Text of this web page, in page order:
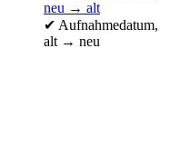
neu → alt
✔ Aufnahmedatum,
alt → neu